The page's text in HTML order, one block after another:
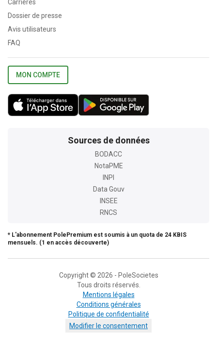
Carrières
Dossier de presse
Avis utilisateurs
FAQ
MON COMPTE
Sources de données
BODACC
NotaPME
INPI
Data Gouv
INSEE
RNCS
* L'abonnement PolePremium est soumis à un quota de 24 KBIS
mensuels. (1 en accès découverte)
Copyright © 2026 - PoleSocietes
Tous droits réservés.
Mentions légales
Conditions générales
Politique de confidentialité
Modifier le consentement